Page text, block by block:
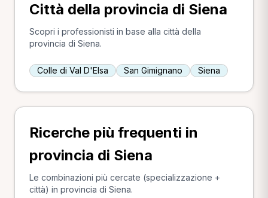
Città della provincia di Siena
Scopri i professionisti in base alla città della
provincia di Siena.
Colle di Val D'Elsa San Gimignano Siena
Ricerche più frequenti in
provincia di Siena
Le combinazioni più cercate (specializzazione +
città) in provincia di Siena.